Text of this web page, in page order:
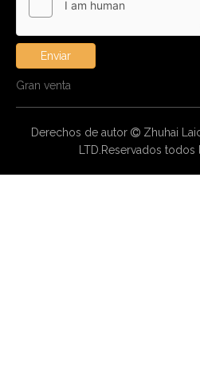
Enviar
Gran venta
Derechos de autor  Zhuhai
LTD.Reservados